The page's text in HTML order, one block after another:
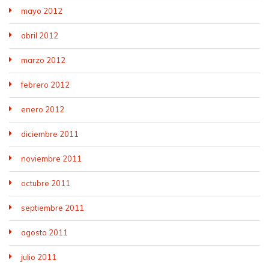
mayo 2012
abril 2012
marzo 2012
febrero 2012
enero 2012
diciembre 2011
noviembre 2011
octubre 2011
septiembre 2011
agosto 2011
julio 2011